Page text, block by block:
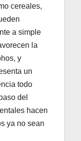
cereales,
a simple
la
y
un
todo
del
hacen
ya no sean